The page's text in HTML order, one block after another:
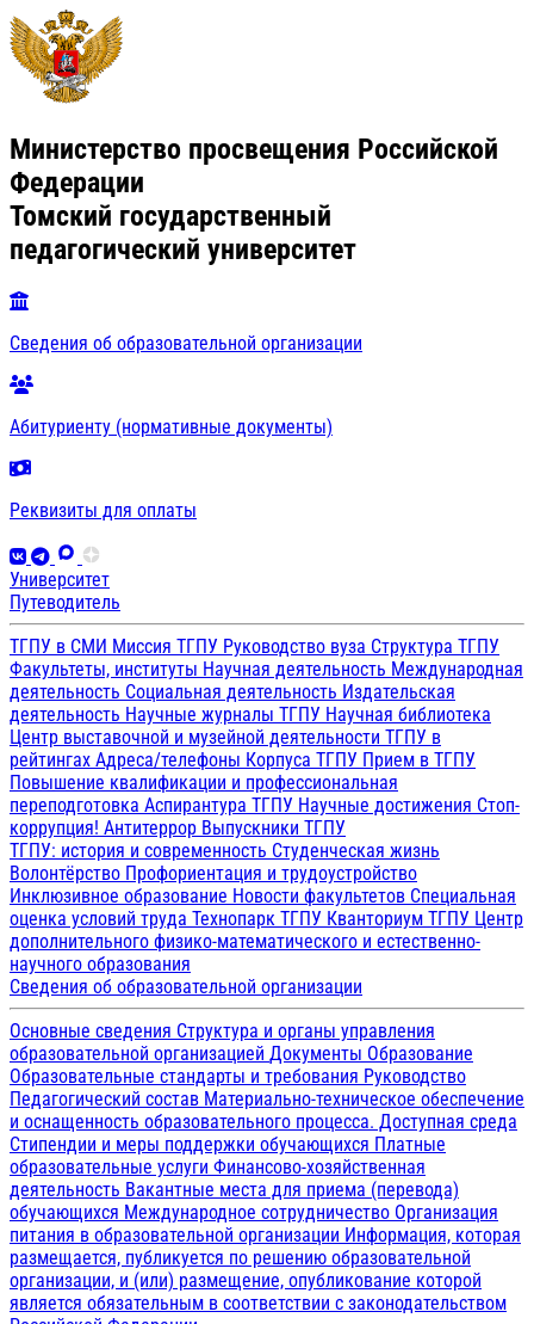
Министерство просвещения Российской
Федерации
Томский государственный
педагогический университет
Сведения об образовательной организации
Абитуриенту (нормативные документы)
Реквизиты для оплаты
Университет
Путеводитель
ТГПУ в СМИ Миссия ТГПУ Руководство вуза Структура ТГПУ
Факультеты, институты Научная деятельность Международная
деятельность Социальная деятельность Издательская
деятельность Научные журналы ТГПУ Научная библиотека
Центр выставочной и музейной деятельности ТГПУ в
рейтингах Адреса/телефоны Корпуса ТГПУ Прием в ТГПУ
Повышение квалификации и профессиональная
переподготовка Аспирантура ТГПУ Научные достижения Стоп-
коррупция! Антитеррор Выпускники ТГПУ
ТГПУ: история и современность Студенческая жизнь
Волонтёрство Профориентация и трудоустройство
Инклюзивное образование Новости факультетов Специальная
оценка условий труда Технопарк ТГПУ Кванториум ТГПУ Центр
дополнительного физико-математического и естественно-
научного образования
Сведения об образовательной организации
Основные сведения Структура и органы управления
образовательной организацией Документы Образование
Образовательные стандарты и требования Руководство
Педагогический состав Материально-техническое обеспечение
и оснащенность образовательного процесса. Доступная среда
Стипендии и меры поддержки обучающихся Платные
образовательные услуги Финансово-хозяйственная
деятельность Вакантные места для приема (перевода)
обучающихся Международное сотрудничество Организация
питания в образовательной организации Информация, которая
размещается, публикуется по решению образовательной
организации, и (или) размещение, опубликование которой
является обязательным в соответствии с законодательством